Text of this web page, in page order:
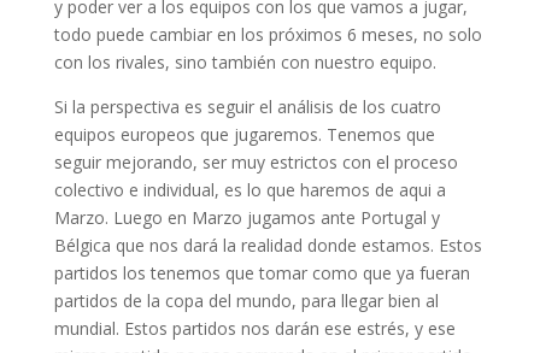
y poder ver a los equipos con los que vamos a jugar,
todo puede cambiar en los próximos 6 meses, no solo
con los rivales, sino también con nuestro equipo.
Si la perspectiva es seguir el análisis de los cuatro
equipos europeos que jugaremos. Tenemos que
seguir mejorando, ser muy estrictos con el proceso
colectivo e individual, es lo que haremos de aqui a
Marzo. Luego en Marzo jugamos ante Portugal y
Bélgica que nos dará la realidad donde estamos. Estos
partidos los tenemos que tomar como que ya fueran
partidos de la copa del mundo, para llegar bien al
mundial. Estos partidos nos darán ese estrés, y ese